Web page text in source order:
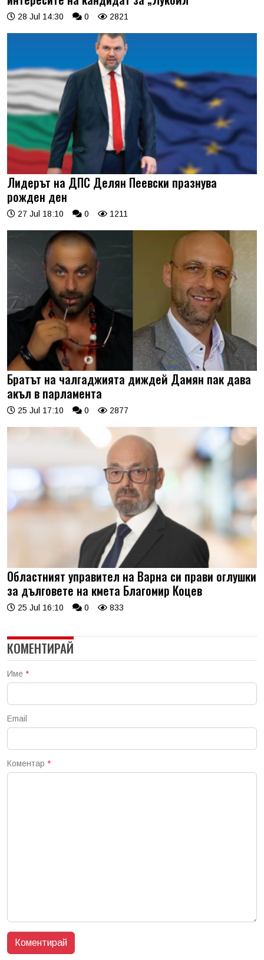
28 Jul 14:30 0 2821
Лидерът на ДПС Делян Пеевски празнува
рожден ден
27 Jul 18:10 0 1211
Братът на чалгаджията диждей Дамян пак дава
акъл в парламента
25 Jul 17:10 0 2877
Областният управител на Варна си прави оглушки
за дълговете на кмета Благомир Коцев
25 Jul 16:10 0 833
КОМЕНТИРАЙ
Име *
Email
Коментар *